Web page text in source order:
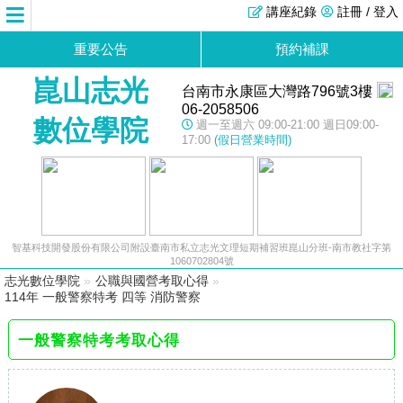
註冊 / 登入
講座紀錄
重要公告 預約補課
崑山志光
數位學院
台南市永康區大灣路796號3樓
06-2058506
週一至週六 09:00-21:00 週日09:00-
17:00 (假日營業時間)
智基科技開發股份有限公司附設臺南市私立志光文理短期補習班崑山分班-南市教社字第
1060702804號
志光數位學院 » 公職與國營考取心得 »
114年 一般警察特考 四等 消防警察
一般警察特考考取心得